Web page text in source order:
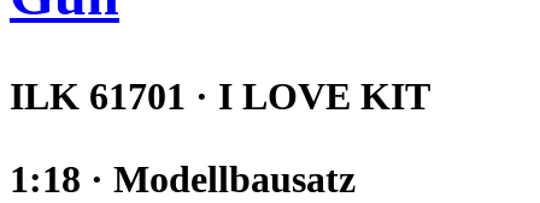
ILK 61701 · I LOVE KIT
1:18 · Modellbausatz